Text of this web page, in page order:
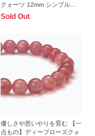
クォーツ 12mm シンプルブ
レスレット
Sold Out
優しさや思いやりを育む 【一
点もの】ディープローズクォ